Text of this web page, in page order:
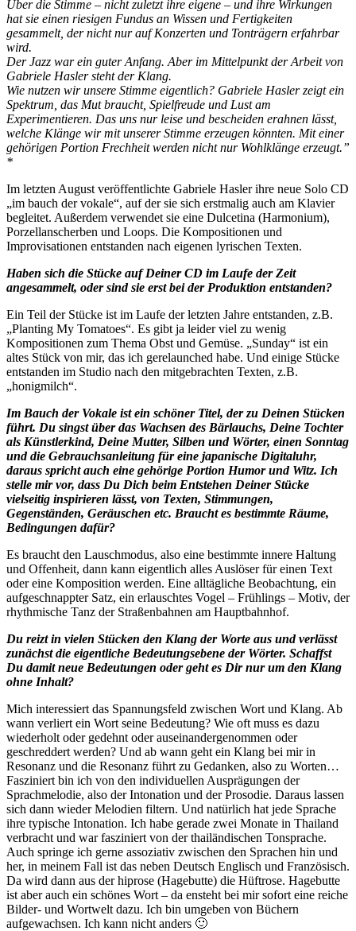
Über die Stimme – nicht zuletzt ihre eigene – und ihre Wirkungen
hat sie einen riesigen Fundus an Wissen und Fertigkeiten
gesammelt, der nicht nur auf Konzerten und Tonträgern erfahrbar
wird.
Der Jazz war ein guter Anfang. Aber im Mittelpunkt der Arbeit von
Gabriele Hasler steht der Klang.
Wie nutzen wir unsere Stimme eigentlich? Gabriele Hasler zeigt ein
Spektrum, das Mut braucht, Spielfreude und Lust am
Experimentieren. Das uns nur leise und bescheiden erahnen lässt,
welche Klänge wir mit unserer Stimme erzeugen könnten. Mit einer
gehörigen Portion Frechheit werden nicht nur Wohlklänge erzeugt.”
*
Im letzten August veröffentlichte Gabriele Hasler ihre neue Solo CD
„im bauch der vokale“, auf der sie sich erstmalig auch am Klavier
begleitet. Außerdem verwendet sie eine Dulcetina (Harmonium),
Porzellanscherben und Loops. Die Kompositionen und
Improvisationen entstanden nach eigenen lyrischen Texten.
Haben sich die Stücke auf Deiner CD im Laufe der Zeit
angesammelt, oder sind sie erst bei der Produktion entstanden?
Ein Teil der Stücke ist im Laufe der letzten Jahre entstanden, z.B.
„Planting My Tomatoes“. Es gibt ja leider viel zu wenig
Kompositionen zum Thema Obst und Gemüse. „Sunday“ ist ein
altes Stück von mir, das ich gerelaunched habe. Und einige Stücke
entstanden im Studio nach den mitgebrachten Texten, z.B.
„honigmilch“.
Im Bauch der Vokale ist ein schöner Titel, der zu Deinen Stücken
führt. Du singst über das Wachsen des Bärlauchs, Deine Tochter
als Künstlerkind, Deine Mutter, Silben und Wörter, einen Sonntag
und die Gebrauchsanleitung für eine japanische Digitaluhr,
daraus spricht auch eine gehörige Portion Humor und Witz. Ich
stelle mir vor, dass Du Dich beim Entstehen Deiner Stücke
vielseitig inspirieren lässt, von Texten, Stimmungen,
Gegenständen, Geräuschen etc. Braucht es bestimmte Räume,
Bedingungen dafür?
Es braucht den Lauschmodus, also eine bestimmte innere Haltung
und Offenheit, dann kann eigentlich alles Auslöser für einen Text
oder eine Komposition werden. Eine alltägliche Beobachtung, ein
aufgeschnappter Satz, ein erlauschtes Vogel – Frühlings – Motiv, der
rhythmische Tanz der Straßenbahnen am Hauptbahnhof.
Du reizt in vielen Stücken den Klang der Worte aus und verlässt
zunächst die eigentliche Bedeutungsebene der Wörter. Schaffst
Du damit neue Bedeutungen oder geht es Dir nur um den Klang
ohne Inhalt?
Mich interessiert das Spannungsfeld zwischen Wort und Klang. Ab
wann verliert ein Wort seine Bedeutung? Wie oft muss es dazu
wiederholt oder gedehnt oder auseinandergenommen oder
geschreddert werden? Und ab wann geht ein Klang bei mir in
Resonanz und die Resonanz führt zu Gedanken, also zu Worten…
Fasziniert bin ich von den individuellen Ausprägungen der
Sprachmelodie, also der Intonation und der Prosodie. Daraus lassen
sich dann wieder Melodien filtern. Und natürlich hat jede Sprache
ihre typische Intonation. Ich habe gerade zwei Monate in Thailand
verbracht und war fasziniert von der thailändischen Tonsprache.
Auch springe ich gerne assoziativ zwischen den Sprachen hin und
her, in meinem Fall ist das neben Deutsch Englisch und Französisch.
Da wird dann aus der hiprose (Hagebutte) die Hüftrose. Hagebutte
ist aber auch ein schönes Wort – da ensteht bei mir sofort eine reiche
Bilder- und Wortwelt dazu. Ich bin umgeben von Büchern
aufgewachsen. Ich kann nicht anders 🙂